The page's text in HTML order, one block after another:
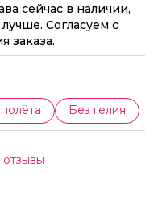
сейчас в наличии,
Согласуем с
заказа.
Без гелия
отзывы